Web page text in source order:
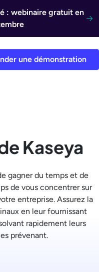
: webinaire gratuit en
une démonstration
Kaseya
gagner du temps et de
de vous concentrer sur
entreprise. Assurez la
en leur fournissant
rapidement leurs
prévenant.